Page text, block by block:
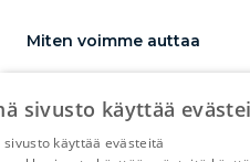
Miten voimme auttaa
CapitalBox yrityslaina
sivusto käyttää
sivusto käyttää evästeitä